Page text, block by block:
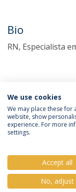
Bio
RN, Especialista
Política de
© 2026
We use cookies
We may place these
website, show
experience. For more
settings.
Accept all
No, adjust